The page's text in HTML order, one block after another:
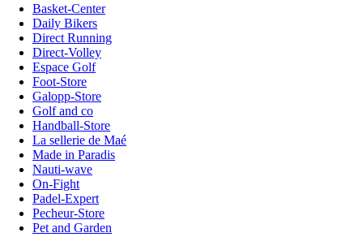
Basket-Center
Daily Bikers
Direct Running
Direct-Volley
Espace Golf
Foot-Store
Galopp-Store
Golf and co
Handball-Store
La sellerie de Maé
Made in Paradis
Nauti-wave
On-Fight
Padel-Expert
Pecheur-Store
Pet and Garden